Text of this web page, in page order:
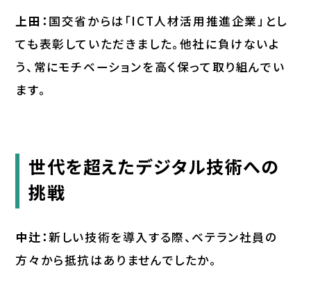
上田： 国交省からは「ICT人材活用推進企業」とし
ても表彰していただきました。他社に負けないよ
う、常にモチベーションを高く保って取り組んでい
ます。
世代を超えたデジタル技術への
挑戦
中辻：新しい技術を導入する際、ベテラン社員の
方々から抵抗はありませんでしたか。